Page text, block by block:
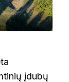
įdubų